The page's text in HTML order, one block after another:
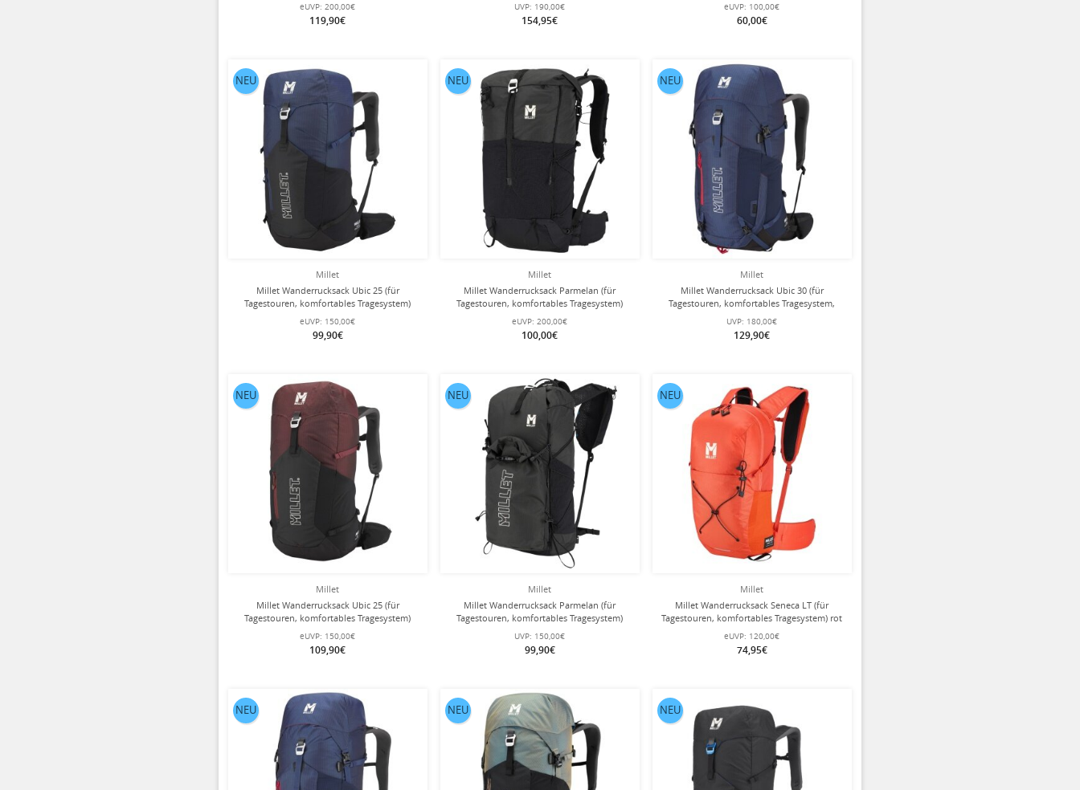
dunkelblau Herren - 40 Liter
eUVP: 200,00€
119,90€
40 Liter
UVP: 190,00€
154,95€
eUVP: 100,00€
60,00€
Millet
Millet Wanderrucksack Ubic 25 (für
Tagestouren, komfortables Tragesystem)
eUVP: 150,00€
99,90€
NEU
Millet
Millet Wanderrucksack Parmelan (für
Tagestouren, komfortables Tragesystem)
eUVP: 200,00€
100,00€
NEU
Millet
Millet Wanderrucksack Ubic 30 (für
Tagestouren, komfortables Tragesystem,
UVP: 180,00€
129,90€
NEU
Millet
Millet Wanderrucksack Ubic 25 (für
Tagestouren, komfortables Tragesystem)
eUVP: 150,00€
109,90€
NEU
Millet
Millet Wanderrucksack Parmelan (für
Tagestouren, komfortables Tragesystem)
UVP: 150,00€
99,90€
NEU
Millet
Millet Wanderrucksack Seneca LT (für
Tagestouren, komfortables Tragesystem) rot
eUVP: 120,00€
74,95€
NEU
NEU NEU NEU